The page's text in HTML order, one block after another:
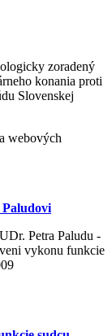
zoradený
konania proti
Slovenskej
webových
Petra Paludu -
vykonu funkcie